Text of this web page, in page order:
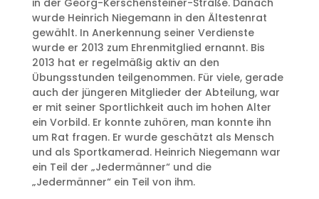
in der Georg-Kerschensteiner-Straße. Danach
wurde Heinrich Niegemann in den Ältestenrat
gewählt. In Anerkennung seiner Verdienste
wurde er 2013 zum Ehrenmitglied ernannt. Bis
2013 hat er regelmäßig aktiv an den
Übungsstunden teilgenommen. Für viele, gerade
auch der jüngeren Mitglieder der Abteilung, war
er mit seiner Sportlichkeit auch im hohen Alter
ein Vorbild. Er konnte zuhören, man konnte ihn
um Rat fragen. Er wurde geschätzt als Mensch
und als Sportkamerad. Heinrich Niegemann war
ein Teil der „Jedermänner“ und die
„Jedermänner“ ein Teil von ihm.